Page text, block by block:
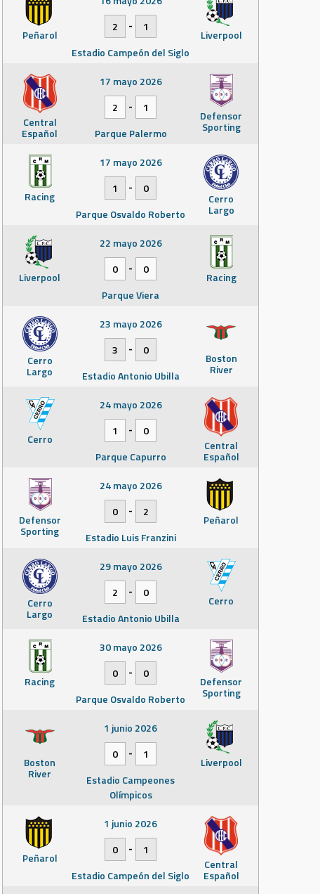
Peñarol Liverpool
2
-
1
Estadio Campeón del Siglo
Central
Español
Defensor
Sporting
17 mayo 2026
2
-
1
Parque Palermo
Racing Cerro
Largo
17 mayo 2026
1
-
0
Parque Osvaldo Roberto
Liverpool Racing
22 mayo 2026
0
-
0
Parque Viera
Cerro
Largo
Boston
River
23 mayo 2026
3
-
0
Estadio Antonio Ubilla
Cerro Central
Español
24 mayo 2026
1
-
0
Parque Capurro
Defensor
Sporting
Peñarol
24 mayo 2026
0
-
2
Estadio Luis Franzini
Cerro
Largo
Cerro
29 mayo 2026
2
-
0
Estadio Antonio Ubilla
Racing Defensor
Sporting
30 mayo 2026
0
-
0
Parque Osvaldo Roberto
Boston
River
Liverpool
1 junio 2026
0
-
1
Estadio Campeones
Olímpicos
Peñarol Central
Español
1 junio 2026
0
-
1
Estadio Campeón del Siglo